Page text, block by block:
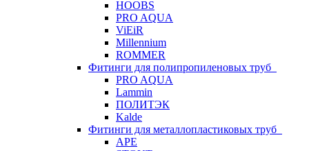
HOOBS
PRO AQUA
ViEiR
Millennium
ROMMER
Фитинги для полипропиленовых труб
PRO AQUA
Lammin
ПОЛИТЭК
Kalde
Фитинги для металлопластиковых труб
APE